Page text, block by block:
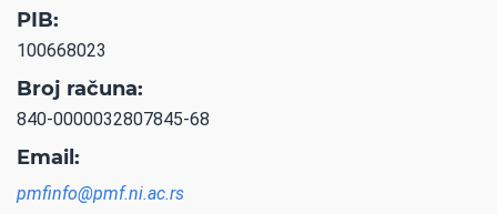
PIB:
100668023
Broj računa:
840-0000032807845-68
Email:
pmfinfo@pmf.ni.ac.rs